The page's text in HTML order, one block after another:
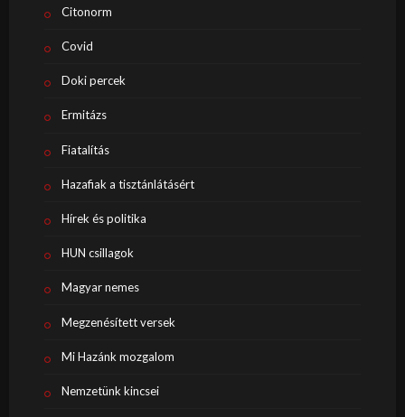
Citonorm
Covid
Doki percek
Ermitázs
Fiatalítás
Hazafiak a tisztánlátásért
Hírek és politika
HUN csillagok
Magyar nemes
Megzenésített versek
Mi Hazánk mozgalom
Nemzetünk kincsei